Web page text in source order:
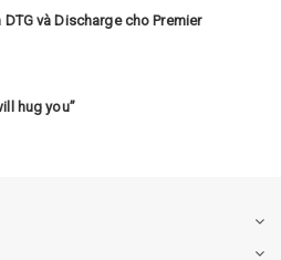
DTG và Discharge cho Premier
hug you”